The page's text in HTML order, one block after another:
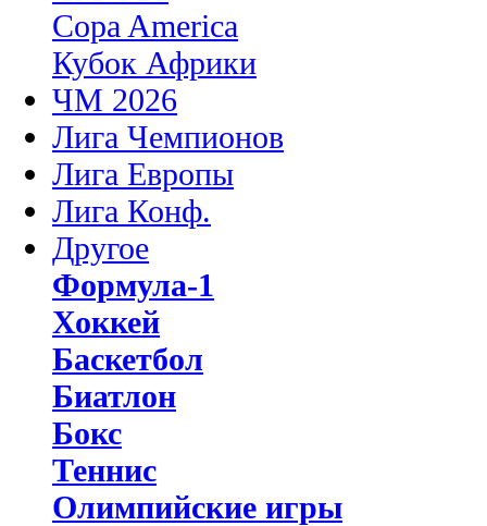
Copa America
Кубок Африки
ЧМ 2026
Лига Чемпионов
Лига Европы
Лига Конф.
Другое
Формула-1
Хоккей
Баскетбол
Биатлон
Бокс
Теннис
Олимпийские игры